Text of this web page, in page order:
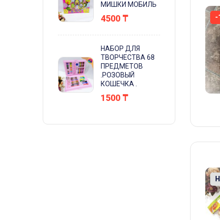
МИШКИ МОБИЛЬ
4500 ₸
НАБОР ДЛЯ
ТВОРЧЕСТВА 68
ПРЕДМЕТОВ
.РОЗОВЫЙ
КОШЕЧКА .
1500 ₸
-